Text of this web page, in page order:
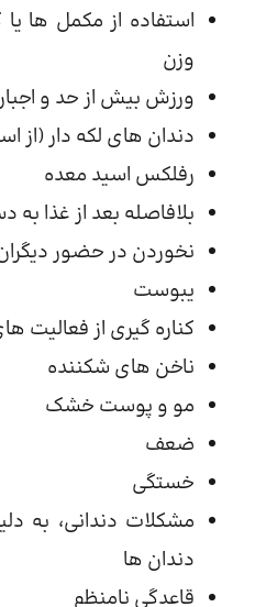
استفاده از مکمل ها
وزن
ورزش بیش از حد و
دندان های لکه دار (از
رفلکس اسید معده
بلافاصله بعد از غذا
نخوردن در حضور
یبوست
کناره گیری از فعالیت
ناخن های شکننده
مو و پوست خشک
ضعف
خستگی
مشکلات دندانی، به
دندان ها
قاعدگی نامنظم